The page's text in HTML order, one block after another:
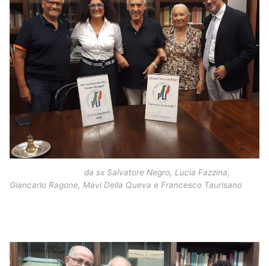
da sx Salvatore Negro, Lucia Fazzina,
Giancarlo Ragone, Mavi Della Queva e Francesco Taurisano